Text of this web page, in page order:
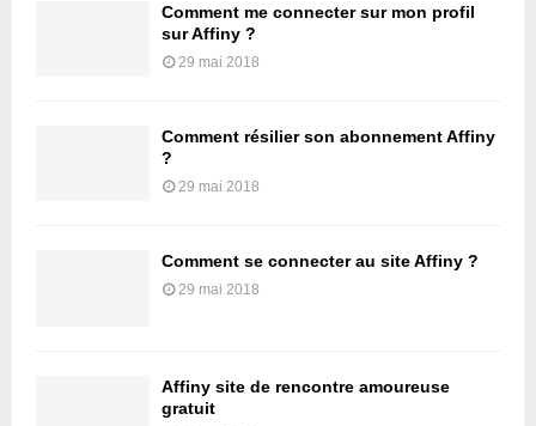
Comment me connecter sur mon profil
sur Affiny ?
29 mai 2018
Comment résilier son abonnement Affiny
?
29 mai 2018
Comment se connecter au site Affiny ?
29 mai 2018
Affiny site de rencontre amoureuse
gratuit